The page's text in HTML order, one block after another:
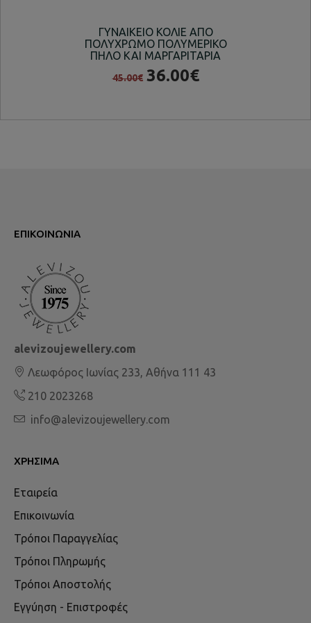
ΓΥΝΑΙΚΕΙΟ ΚΟΛΙΕ ΑΠΟ
ΠΟΛΥΧΡΩΜΟ ΠΟΛΥΜΕΡΙΚΟ
ΠΗΛΟ ΚΑΙ ΜΑΡΓΑΡΙΤΑΡΙΑ
45.00€ 36.00€
ΕΠΙΚΟΙΝΩΝΊΑ
alevizoujewellery.com
Λεωφόρος Ιωνίας 233, Αθήνα 111 43
210 2023268
info@alevizoujewellery.com
ΧΡΉΣΙΜΑ
Εταιρεία
Επικοινωνία
Τρόποι Παραγγελίας
Τρόποι Πληρωμής
Τρόποι Αποστολής
Εγγύηση - Επιστροφές